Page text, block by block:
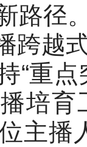
路径
跨越
“重
培
主播